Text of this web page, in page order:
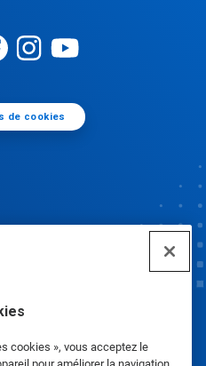
cookies », vous acceptez le
de cookies